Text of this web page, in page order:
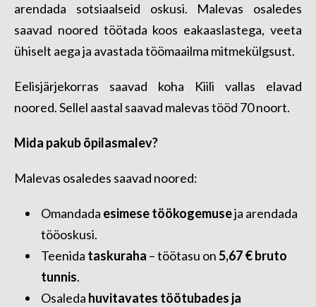
arendada sotsiaalseid oskusi. Malevas osaledes
saavad noored töötada koos eakaaslastega, veeta
ühiselt aega ja avastada töömaailma mitmekülgsust.
Eelisjärjekorras saavad koha Kiili vallas elavad
noored. Sellel aastal saavad malevas tööd 70 noort.
Mida pakub õpilasmalev?
Malevas osaledes saavad noored:
Omandada esimese töökogemuseja arendada
tööoskusi.
Teenida taskuraha – töötasu on5,67 € bruto
tunnis.
Osaleda huvitavates töötubades ja